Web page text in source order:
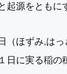
起源をともに
（ほずみ,はっ
日に実る稲